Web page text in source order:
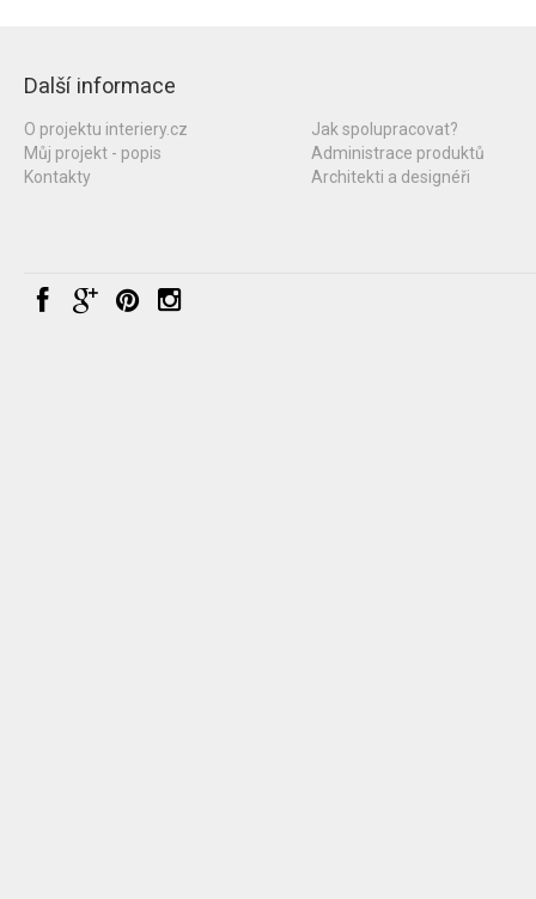
Další informace
O projektu interiery.cz
Můj projekt - popis
Kontakty
Jak spolupracovat?
Administrace produktů
Architekti a designéři